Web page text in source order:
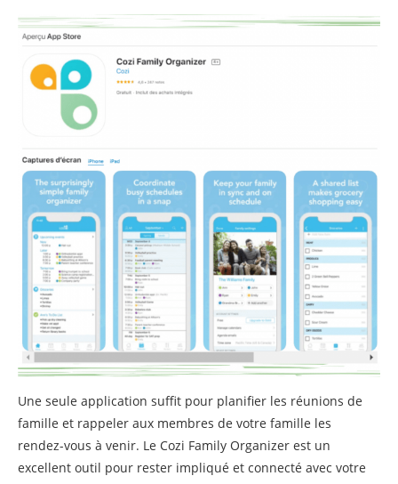
Une seule application suffit pour planifier les réunions de
famille et rappeler aux membres de votre famille les
rendez-vous à venir. Le Cozi Family Organizer est un
excellent outil pour rester impliqué et connecté avec votre